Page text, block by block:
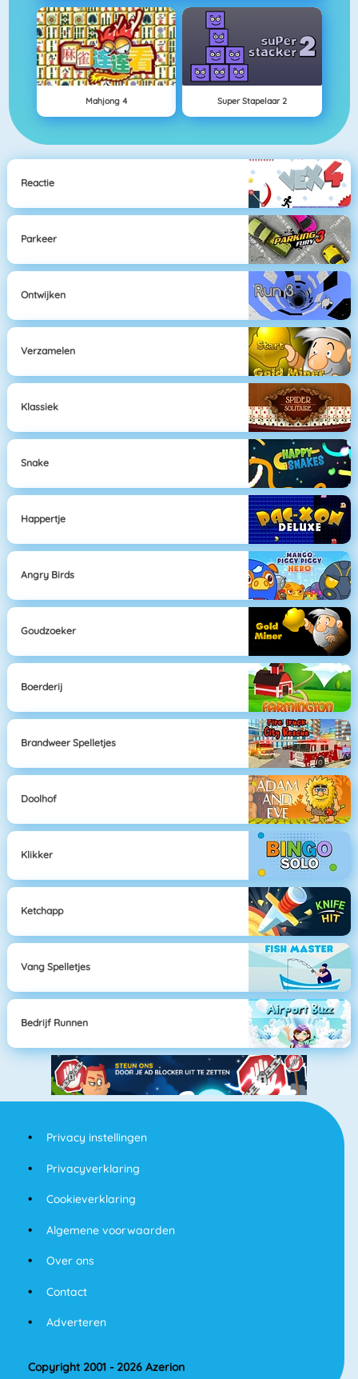
Mahjong 4 Super Stapelaar 2
Reactie
Parkeer
Ontwijken
Verzamelen
Klassiek
Snake
Happertje
Angry Birds
Goudzoeker
Boerderij
Brandweer Spelletjes
Doolhof
Klikker
Ketchapp
Vang Spelletjes
Bedrijf Runnen
Privacy instellingen
Privacyverklaring
Cookieverklaring
Algemene voorwaarden
Over ons
Contact
Adverteren
Copyright 2001 - 2026 Azerion